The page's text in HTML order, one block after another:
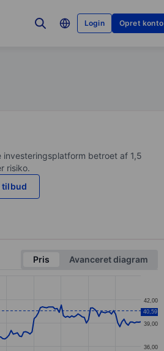
Login Opret konto
betroet af 1,5
risiko.
tilbud
Pris
Avanceret diagram
36,00
39,00
42,00
40,59